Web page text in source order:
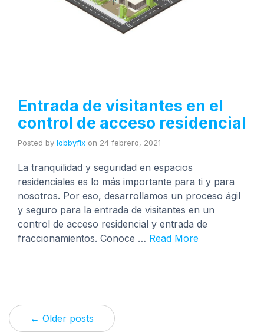
Entrada de visitantes en el
control de acceso residencial
Posted by lobbyfix on 24 febrero, 2021
La tranquilidad y seguridad en espacios
residenciales es lo más importante para ti y para
nosotros. Por eso, desarrollamos un proceso ágil
y seguro para la entrada de visitantes en un
control de acceso residencial y entrada de
fraccionamientos. Conoce … Read More
← Older posts